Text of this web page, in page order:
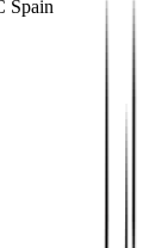
Spain